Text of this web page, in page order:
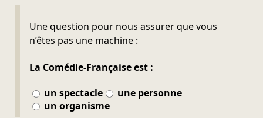
Une question pour nous assurer que vous
n’êtes pas une machine :
La Comédie-Française est :
un spectacle
une personne
un organisme
Ne pas remplir